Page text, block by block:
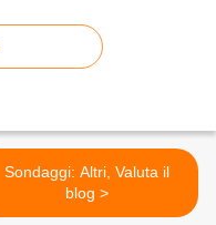
Sondaggi: Altri, Valuta il
blog >